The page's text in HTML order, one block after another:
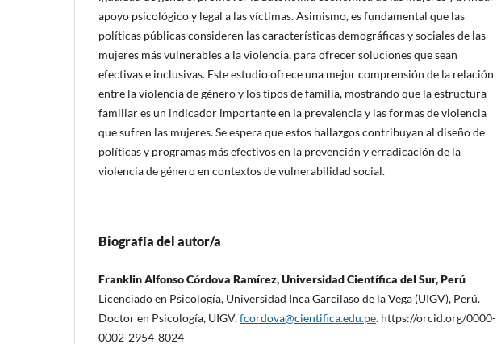
apoyo psicológico y legal a las víctimas. Asimismo, es fundamental que las
políticas públicas consideren las características demográficas y sociales de las
mujeres más vulnerables a la violencia, para ofrecer soluciones que sean
efectivas e inclusivas. Este estudio ofrece una mejor comprensión de la relación
entre la violencia de género y los tipos de familia, mostrando que la estructura
familiar es un indicador importante en la prevalencia y las formas de violencia
que sufren las mujeres. Se espera que estos hallazgos contribuyan al diseño de
políticas y programas más efectivos en la prevención y erradicación de la
violencia de género en contextos de vulnerabilidad social.
Biografía del autor/a
Franklin Alfonso Córdova Ramírez, Universidad Científica del Sur, Perú
Licenciado en Psicología, Universidad Inca Garcilaso de la Vega (UIGV), Perú.
Doctor en Psicología, UIGV.fcordova@cientifica.edu.pe. https://orcid.org/0000-
0002-2954-8024